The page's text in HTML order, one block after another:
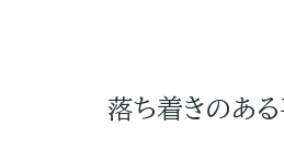
落ち着きのあ